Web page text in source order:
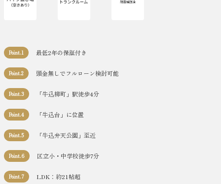
Point.1 最低2年の保証付き
Point.2 頭金無しでフルローン検討可能
Point.3 「牛込柳町」駅徒歩4分
Point.4 「牛込台」に位置
Point.5 「牛込弁天公園」至近
Point.6 区立小・中学校徒歩7分
Point.7 LDK：約21帖超